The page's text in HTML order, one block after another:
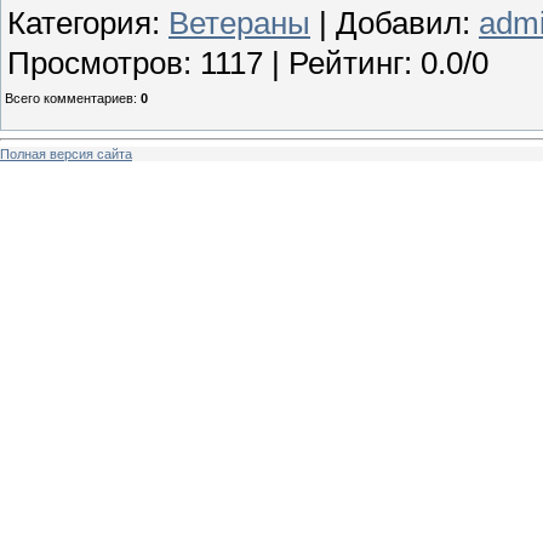
Категория: Ветераны Добавил:
Просмотров: 1117 Рейтинг: 0.0/0
Всего комментариев: 0
Полная версия сайта